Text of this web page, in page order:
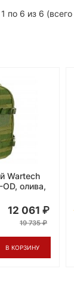
по 6 из 6
Wartech
олива,
12 061
19 735
В КОРЗИНУ